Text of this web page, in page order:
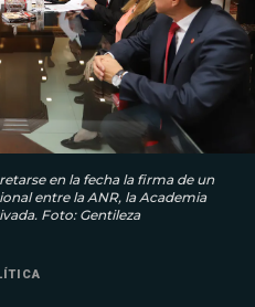
en la fecha la firma de un
entre la ANR, la Academia
Foto: Gentileza